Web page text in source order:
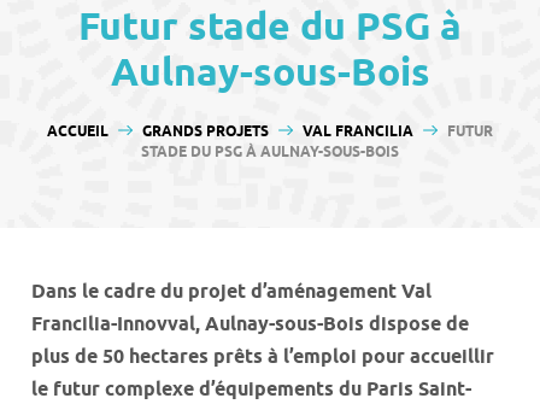
Futur stade du PSG à
Aulnay-sous-Bois
VOUS ÊTES ICI :
ACCUEIL GRANDS PROJETS VAL FRANCILIA
FUTUR
STADE DU PSG À AULNAY-SOUS-BOIS
Dans le cadre du projet d’aménagement Val
Francilia-Innovval, Aulnay-sous-Bois dispose de
plus de 50 hectares prêts à l’emploi pour accueillir
le futur complexe d’équipements du Paris Saint-